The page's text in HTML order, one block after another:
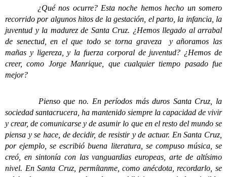
¿Qué nos ocurre? Esta noche hemos hecho un somero
recorrido por algunos hitos de la gestación, el parto, la infancia, la
juventud y la madurez de Santa Cruz. ¿Hemos llegado al arrabal
de senectud, en el que todo se torna graveza y añoramos las
mañas y ligereza, y la fuerza corporal de juventud? ¿Hemos de
creer, como Jorge Manrique, que cualquier tiempo pasado fue
mejor?
Pienso que no. En períodos más duros Santa Cruz, la
sociedad santacrucera, ha mantenido siempre la capacidad de vivir
y crear, de comunicarse y de asumir lo que en el resto del mundo se
piensa y se hace, de decidir, de resistir y de actuar. En Santa Cruz,
por ejemplo, se escribió buena literatura, se compuso música, se
creó, en sintonía con las vanguardias europeas, arte de altísimo
nivel. En Santa Cruz, permítanme, como anécdota, recordarlo, se